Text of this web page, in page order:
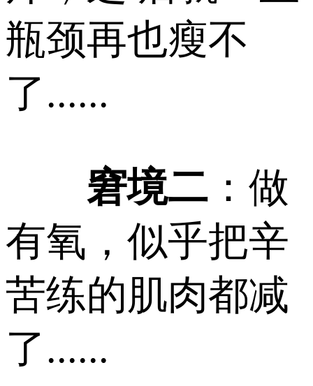
瓶颈再也瘦不
了......
窘境二 ：做
有氧，似乎把辛
苦练的肌肉都减
了......